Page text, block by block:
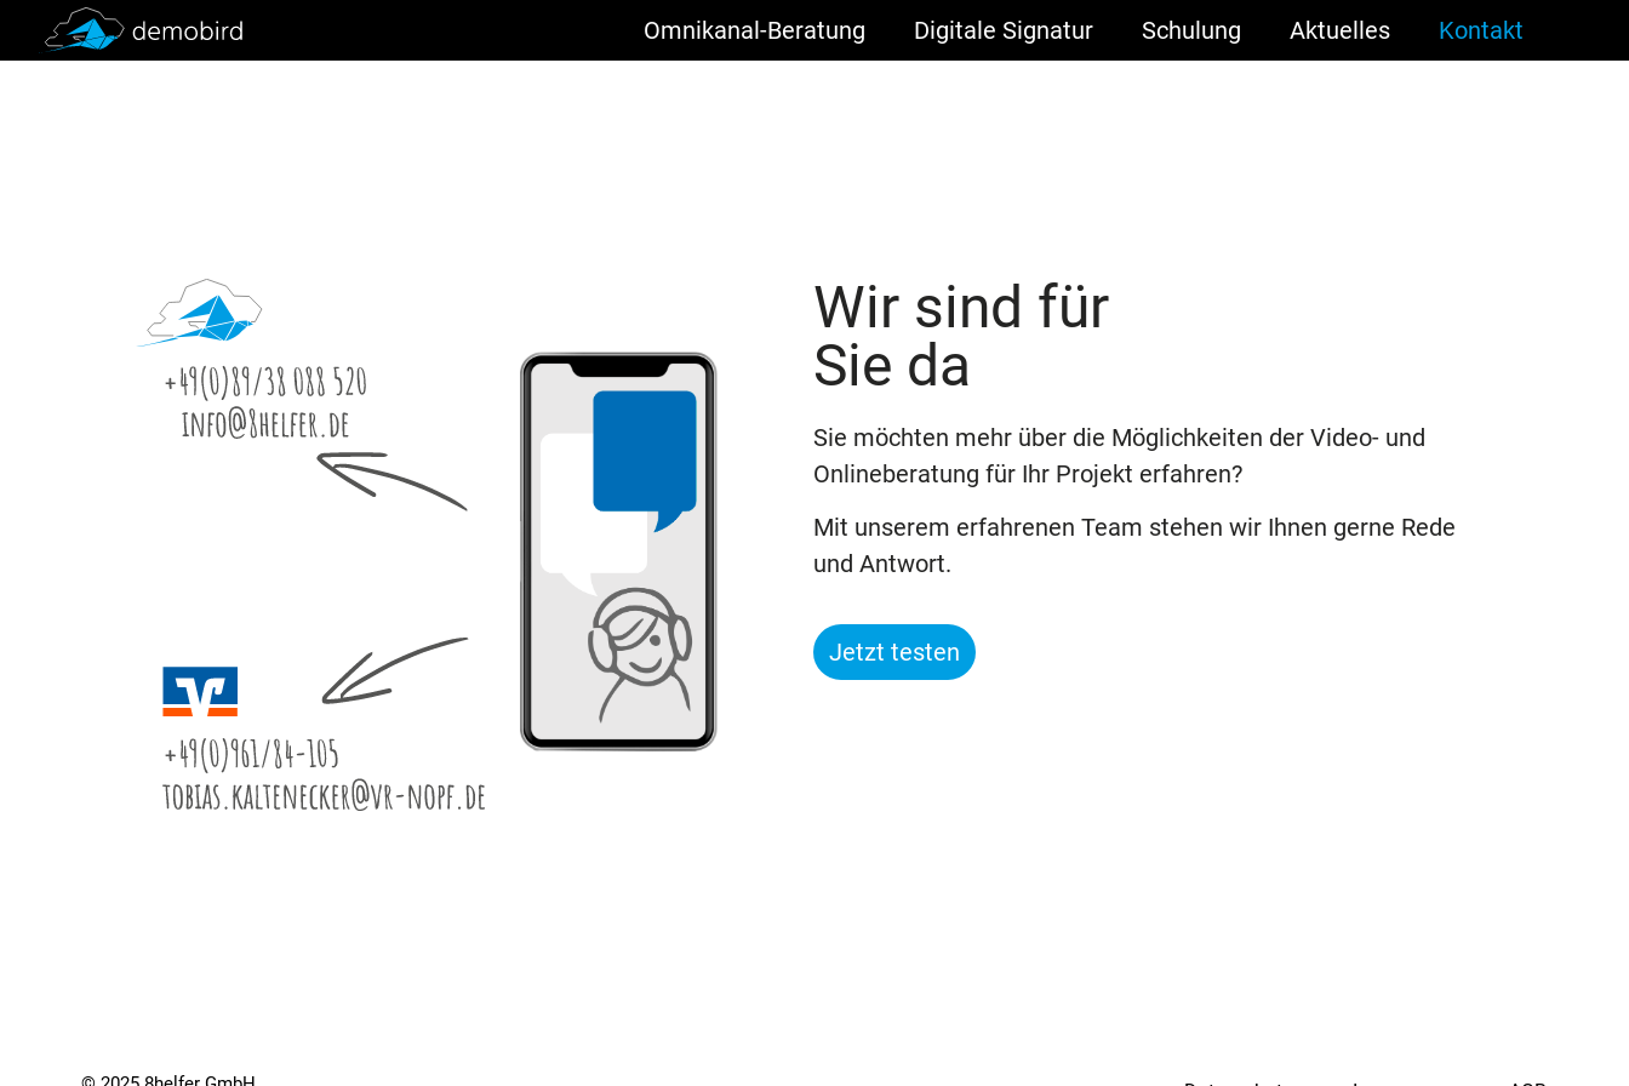
Omnikanal-Beratung Digitale Signatur Schulung Aktuelles Kontakt
Wir sind für
Sie da
Sie möchten mehr über die Möglichkeiten der Video- und
Onlineberatung für Ihr Projekt erfahren?
Mit unserem erfahrenen Team stehen wir Ihnen gerne Rede
und Antwort.
Jetzt testen